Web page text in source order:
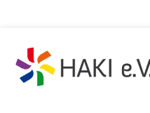
Inhalt
springen